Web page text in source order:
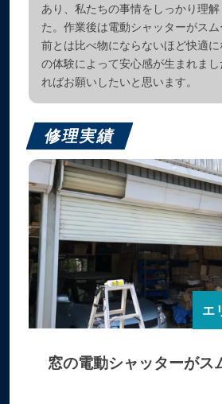
あり、私たちの事情をしっかり理
た。作業後は電動シャッターがス
前とは比べ物にならないほど快適に
の体験によって安心感が生まれま
ればお願いしたいと思います。
修理実績
エ
窓の電動シャッターがス